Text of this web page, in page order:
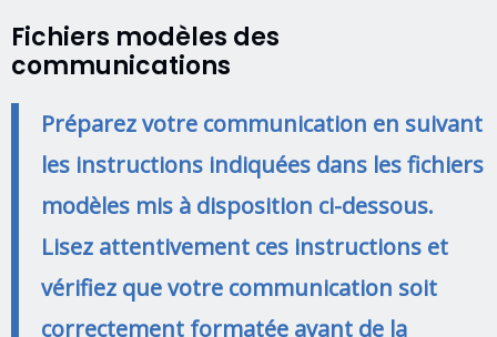
Fichiers modèles des
communications
Préparez votre communication en suivant
les instructions indiquées dans les fichiers
modèles mis à disposition ci-dessous.
Lisez attentivement ces instructions et
vérifiez que votre communication soit
correctement formatée avant de la